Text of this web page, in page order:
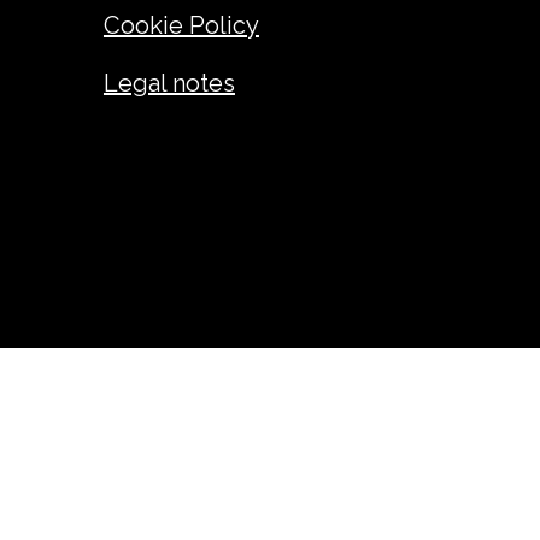
Cookie Policy
Legal notes